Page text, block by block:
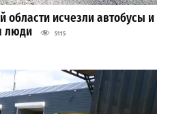
области исчезли автобусы и
люди
5115